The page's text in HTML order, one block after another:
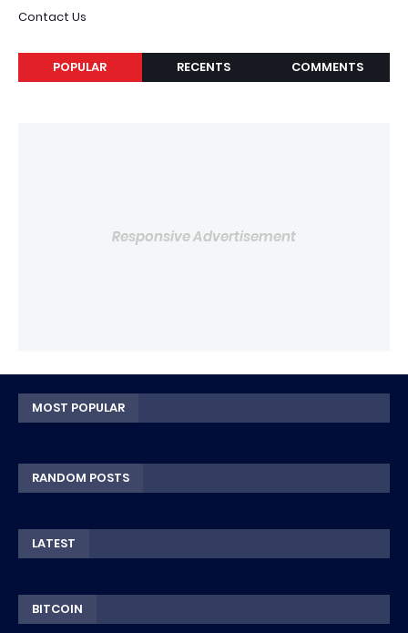
Contact Us
POPULAR RECENTS COMMENTS
Responsive Advertisement
MOST POPULAR
RANDOM POSTS
LATEST
BITCOIN